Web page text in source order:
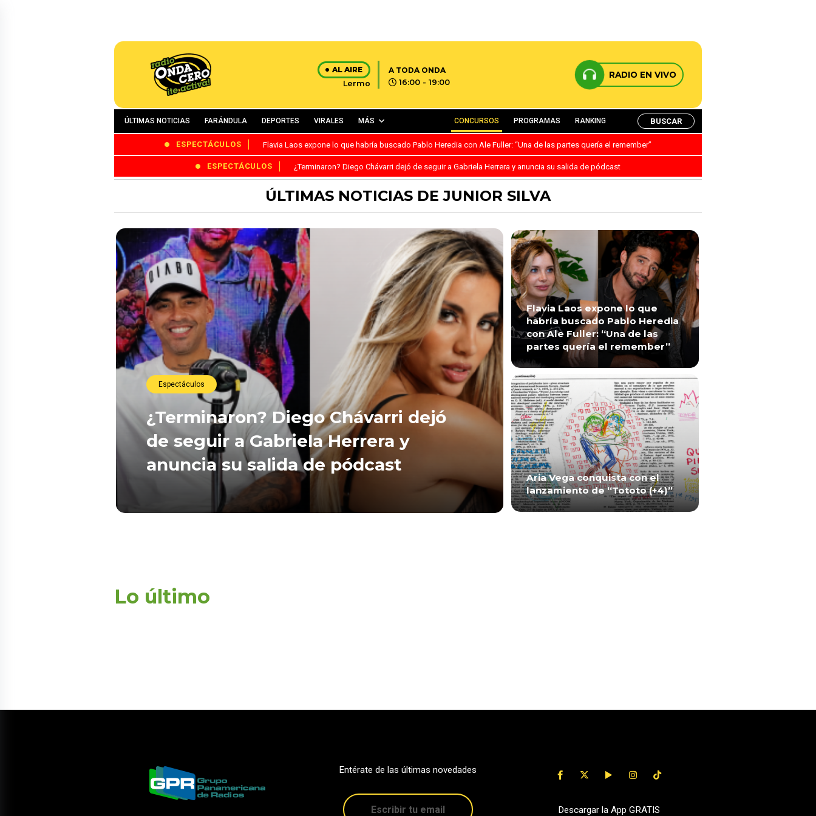
AL AIRE
Lermo
A TODA ONDA
16:00 - 19:00
RADIO EN VIVO
ÚLTIMAS NOTICIAS FARÁNDULA DEPORTES VIRALES MÁS CONCURSOS PROGRAMAS RANKING BUSCAR
ESPECTÁCULOS Flavia Laos expone lo que habría buscado Pablo Heredia con Ale Fuller: “Una de las partes quería el remember”
ESPECTÁCULOS ¿Terminaron? Diego Chávarri dejó de seguir a Gabriela Herrera y anuncia su salida de pódcast
ÚLTIMAS NOTICIAS DE JUNIOR SILVA
Espectáculos
¿Terminaron? Diego Chávarri dejó
de seguir a Gabriela Herrera y
anuncia su salida de pódcast
Flavia Laos expone lo que
habría buscado Pablo Heredia
con Ale Fuller: “Una de las
partes quería el remember”
Aria Vega conquista con el
lanzamiento de “Tototo (+4)”
Lo último
Entérate de las últimas novedades
Descargar la App GRATIS